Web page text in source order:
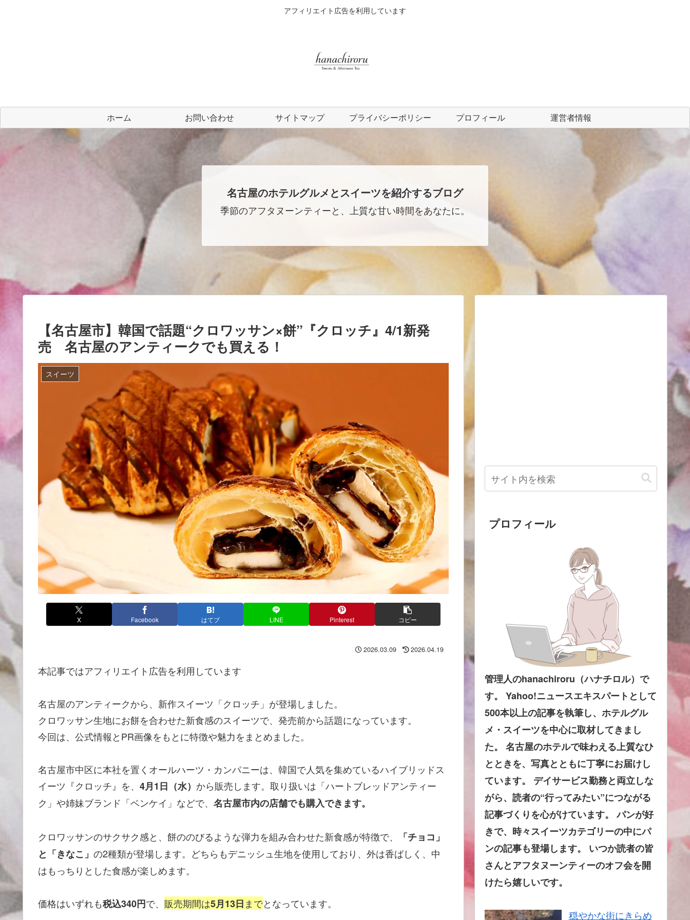
アフィリエイト広告を利用しています
ホーム お問い合わせ サイトマップ プライバシーポリシー プロフィール 運営者情報
名古屋のホテルグルメとスイーツを紹介するブログ
季節のアフタヌーンティーと、上質な甘い時間をあなたに。
【名古屋市】韓国で話題“クロワッサン×餅”『クロッチ』4/1新発
売 名古屋のアンティークでも買える！
スイーツ
X Facebook はてブ LINE Pinterest コピー
2026.03.09 2026.04.19
本記事ではアフィリエイト広告を利用しています
名古屋のアンティークから、新作スイーツ「クロッチ」が登場しました。
クロワッサン生地にお餅を合わせた新食感のスイーツで、発売前から話題になっています。
今回は、公式情報とPR画像をもとに特徴や魅力をまとめました。
名古屋市中区に本社を置くオールハーツ・カンパニーは、韓国で人気を集めているハイブリッドス
イーツ『クロッチ』を、 4月1日（水） から販売します。取り扱いは「ハートブレッドアンティー
ク」や姉妹ブランド「ベンケイ」などで、 名古屋市内の店舗でも購入できます。
クロワッサンのサクサク感と、餅ののびるような弾力を組み合わせた新食感が特徴で、
「チョコ」
と「きなこ」 の2種類が登場します。どちらもデニッシュ生地を使用しており、外は香ばしく、中
はもっちりとした食感が楽しめます。
価格はいずれも税込340円で、 販売期間は5月13日 までとなっています。
プロフィール
管理人のhanachiroru（ハナチロル）で
す。 Yahoo!ニュースエキスパートとして
500本以上の記事を執筆し、ホテルグル
メ・スイーツを中心に取材してきまし
た。 名古屋のホテルで味わえる上質なひ
とときを、写真とともに丁寧にお届けし
ています。 デイサービス勤務と両立しな
がら、読者の“行ってみたい”につながる
記事づくりを心がけています。 パンが好
きで、時々スイーツカテゴリーの中にパ
ンの記事も登場します。 いつか読者の皆
さんとアフタヌーンティーのオフ会を開
けたら嬉しいです。
穏やかな街にきらめ